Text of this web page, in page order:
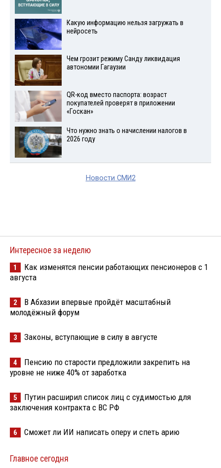
Какую информацию нельзя загружать в
нейросеть
Чем грозит режиму Санду ликвидация
автономии Гагаузии
QR-код вместо паспорта: возраст
покупателей проверят в приложении
«Госкан»
Что нужно знать о начислении налогов в
2026 году
Новости СМИ2
Интересное за неделю
1
Как изменятся пенсии работающих пенсионеров с 1
августа
2
В Абхазии впервые пройдёт масштабный
молодёжный форум
3 Законы, вступающие в силу в августе
4
Пенсию по старости предложили закрепить на
уровне не ниже 40% от заработка
5
Путин расширил список лиц с судимостью для
заключения контракта с ВС РФ
6 Сможет ли ИИ написать оперу и спеть арию
Главное сегодня